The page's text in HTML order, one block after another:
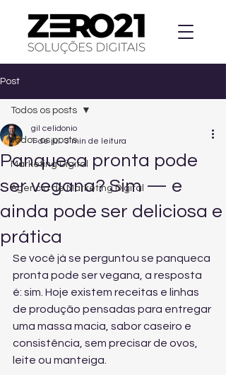
Post
Todos os posts
Marketing Digital
Agencia de Marketing Digital
Todos os posts
Panqueca pronta pode
ser vegana? Sim — e
ainda pode ser deliciosa e
prática
gil celidonio
1 de jul. 3 min de leitura
Se você já se perguntou se panqueca
pronta pode ser vegana, a resposta
é: sim. Hoje existem receitas e linhas
de produção pensadas para entregar
uma massa macia, sabor caseiro e
consistência, sem precisar de ovos,
leite ou manteiga.